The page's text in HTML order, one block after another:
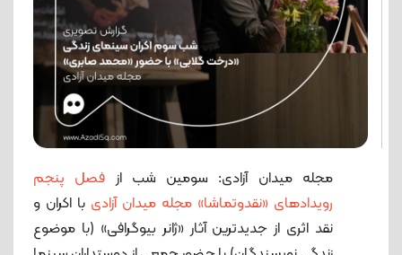
مجله میدان آزادی: سومین شب از فصل پنجم
رویدادهای «نقدوتماشا» مجله میدان آزادی با اکران و
نقد اثری از جدیدترین آثار «ژانر بیوگرافی» (با موضوع